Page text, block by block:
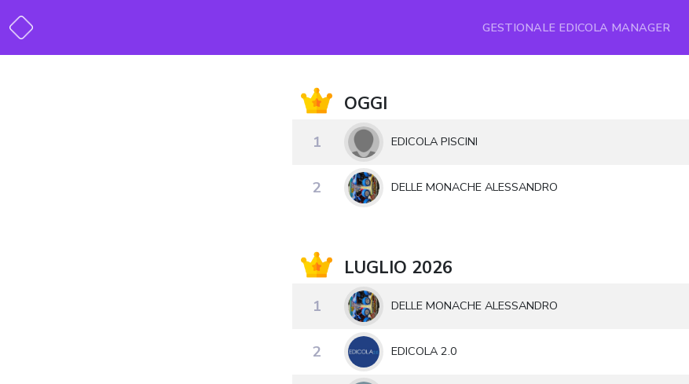
GESTIONALE EDICOLA MANAGER
OGGI
1 EDICOLA PISCINI
2 DELLE MONACHE ALESSANDRO
LUGLIO 2026
1 DELLE MONACHE ALESSANDRO
2 EDICOLA 2.0